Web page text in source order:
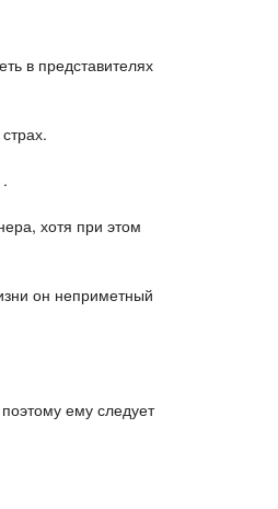
в представителях
хотя при этом
он неприметный
ему следует